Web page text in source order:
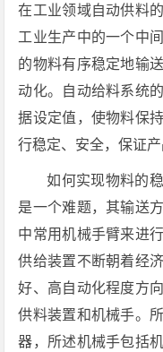
在工业领域自动供料
工业生产中的一个中
的物料有序稳定地输
动化。自动给料系统
据设定值，使物料保
行稳定、安全，保证产
如何实现物料的
是一个难题，其输送
中常用机械手臂来进
供给装置不断朝着经
好、高自动化程度方
供料装置和机械手。
器，所述机械手包括